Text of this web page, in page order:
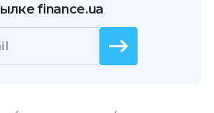
finance.ua